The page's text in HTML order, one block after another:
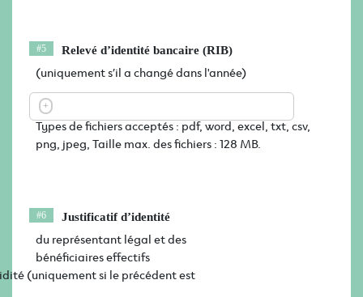
Relevé d’identité bancaire (RIB)
(uniquement s’il a changé dans l'année)
Types de fichiers acceptés : pdf, word, excel, txt, csv,
png, jpeg, Taille max. des fichiers : 128 MB.
Justificatif d’identité
du représentant légal et des
bénéficiaires effectifs
(uniquement si le précédent est